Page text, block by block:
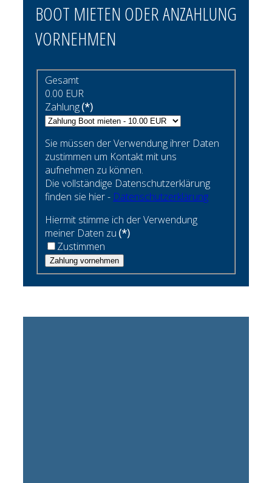
BOOT MIETEN ODER ANZAHLUNG
VORNEHMEN
Gesamt
0.00 EUR
Zahlung(*)
Sie müssen der Verwendung ihrer Daten
zustimmen um Kontakt mit uns
aufnehmen zu können.
Die vollständige Datenschutzerklärung
finden sie hier - Datenschutzerklärung
Hiermit stimme ich der Verwendung
meiner Daten zu (*)
Zustimmen
Zahlung vornehmen